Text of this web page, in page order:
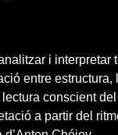
i interpretar
entre
conscient
a partir del